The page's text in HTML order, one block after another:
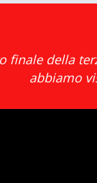
finale della
abbiamo